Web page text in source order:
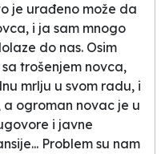
je urađeno može da
i ja sam mnogo
do nas. Osim
trošenjem novca,
mrlju u svom radu, i
ogroman novac je u
i javne
Problem su nam